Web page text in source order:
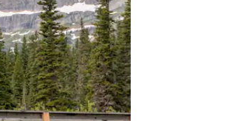
et en faisant glisser.